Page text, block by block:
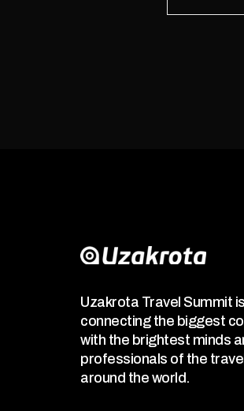
Uzakrota Travel Summit is
connecting the biggest
with the brightest minds
professionals of the
around the world.